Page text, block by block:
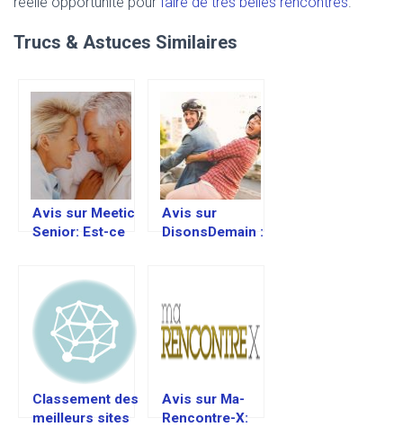
Trucs & Astuces Similaires
Avis sur Meetic
Senior: Est-ce
personne âgée
?
Avis sur
DisonsDemain :
personne âgée
?
Classement des
meilleurs sites
Avis sur Ma-
Rencontre-X: